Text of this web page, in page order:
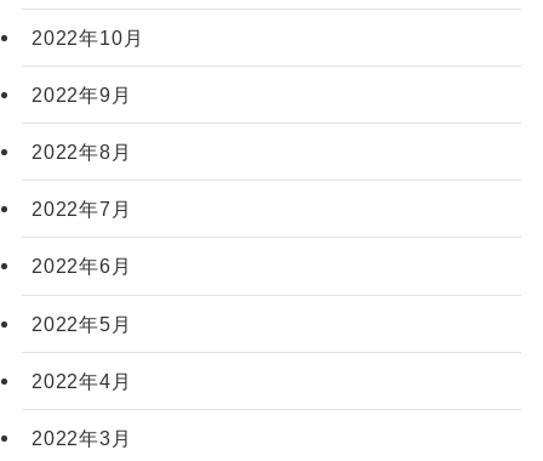
2022年10月
2022年9月
2022年8月
2022年7月
2022年6月
2022年5月
2022年4月
2022年3月